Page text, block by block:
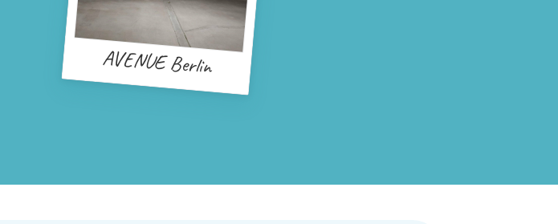
AVENUE Berlin